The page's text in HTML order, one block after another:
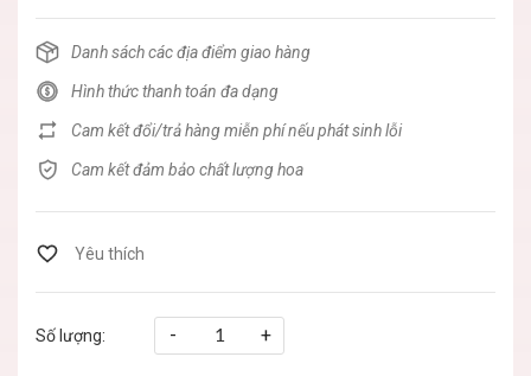
Danh sách các địa điểm giao hàng
Hình thức thanh toán đa dạng
Cam kết đổi/trả hàng miễn phí nếu phát sinh lỗi
Cam kết đảm bảo chất lượng hoa
Số lượng: - +